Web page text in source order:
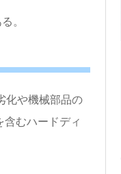
。
化や機械部品の
むハードディ